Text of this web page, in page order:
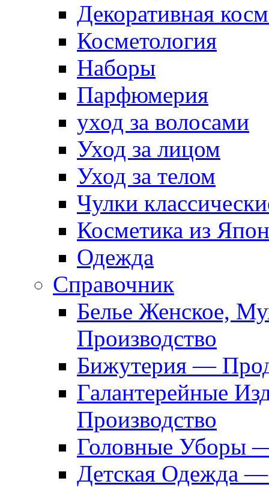
Декоративная
Косметология
Наборы
Парфюмерия
уход за волосами
Уход за лицом
Уход за телом
Чулки
Косметика из
Одежда
Справочник
Белье Женское,
Производство
Бижутерия —
Галантерейные
Производство
Головные Уборы
Детская Одежда